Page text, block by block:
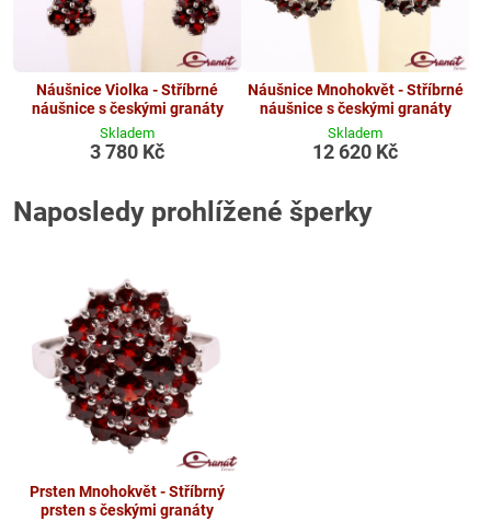
Náušnice Violka - Stříbrné
náušnice s českými granáty
Skladem
3 780 Kč
Náušnice Mnohokvět - Stříbrné
náušnice s českými granáty
Skladem
12 620 Kč
Naposledy prohlížené šperky
Prsten Mnohokvět - Stříbrný
prsten s českými granáty